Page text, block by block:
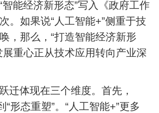
智能经济新形态”写入《政府工作
。如果说“人工智能+”侧重于技
，那么，“打造智能经济新形
展重心正从技术应用转向产业深
迁体现在三个维度。首先，
“形态重塑”。“人工智能+”更多